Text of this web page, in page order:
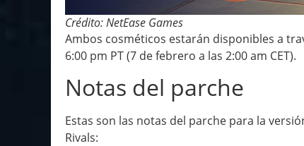
Crédito: NetEase Games
Ambos cosméticos estarán disponibles a
6:00 pm PT (7 de febrero a las 2:00 am CET).
Notas del parche
Estas son las notas del parche para la
Rivals: